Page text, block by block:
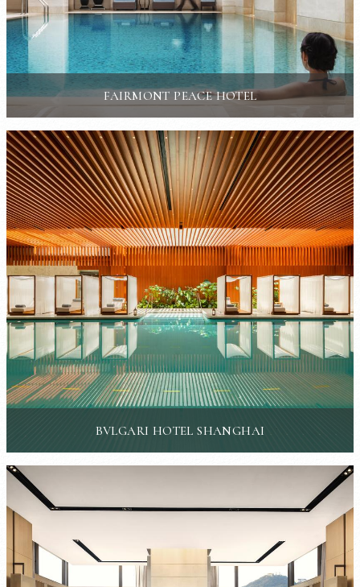
FAIRMONT PEACE HOTEL
BVLGARI HOTEL SHANGHAI